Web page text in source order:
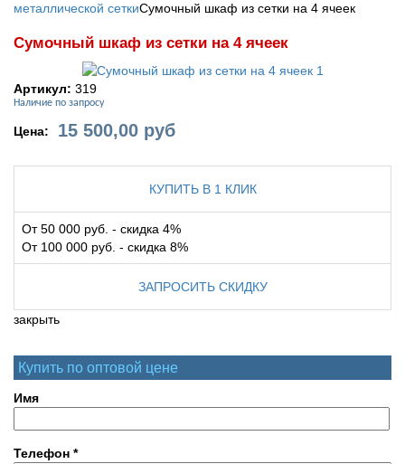
металлической сеткиСумочный шкаф из сетки на 4 ячеек
Сумочный шкаф из сетки на 4 ячеек
Артикул: 319
Наличие по запросу
Цена: 15 500,00 руб
КУПИТЬ В 1 КЛИК
От 50 000 руб. - скидка 4%
От 100 000 руб. - скидка 8%
ЗАПРОСИТЬ СКИДКУ
закрыть
Купить по оптовой цене
Имя
Телефон *